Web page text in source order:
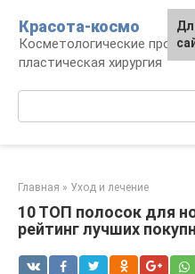
контенту
Красота-космо
Косметологические
пластическая хирургия
Главная » Уход и лечение
10 ТОП полосок для
рейтинг лучших